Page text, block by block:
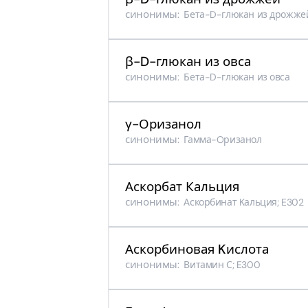
синонимы: Бета-D-глюкан из
β-D-глюкан из овса
синонимы: Бета-D-глюкан из овса
γ-Оризанол
синонимы: Гамма-Oризанол
Аскорбат Кальция
синонимы: Аскорбинат Kальция; E302
Аскорбиновая Kислота
синонимы: Витамин С; E300